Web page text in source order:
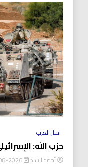
اخبار العرب
حزب الله:
أحمد السيد 2026-08-10